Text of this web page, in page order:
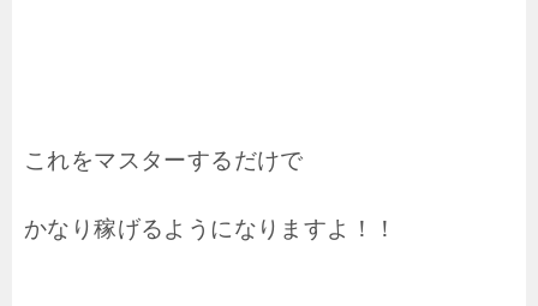
これをマスターするだけで
かなり稼げるようになりますよ！！